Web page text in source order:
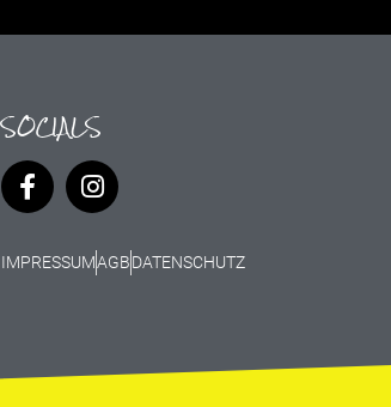
SOCIALS
IMPRESSUMAGBDATENSCHUTZ